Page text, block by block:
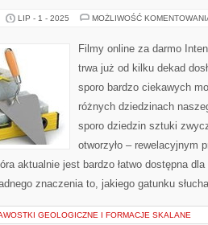
LIP - 1 - 2025 MOŻLIWOŚĆ
Filmy online za darmo
trwa już od kilku dekad
sporo bardzo ciekawych
różnych dziedzinach
sporo dziedzin sztuki
otworzyło – rewelacyjnym
aktualnie jest bardzo łatwo dostępna
znaczenia to, jakiego gatunku
GEOLOGICZNE I FORMACJE SKALANE